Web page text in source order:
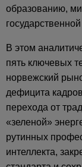
образованию,
В этом
пять ключевых
норвежский
дефицита
перехода от
«зеленой»
рутинных
интеллекта,